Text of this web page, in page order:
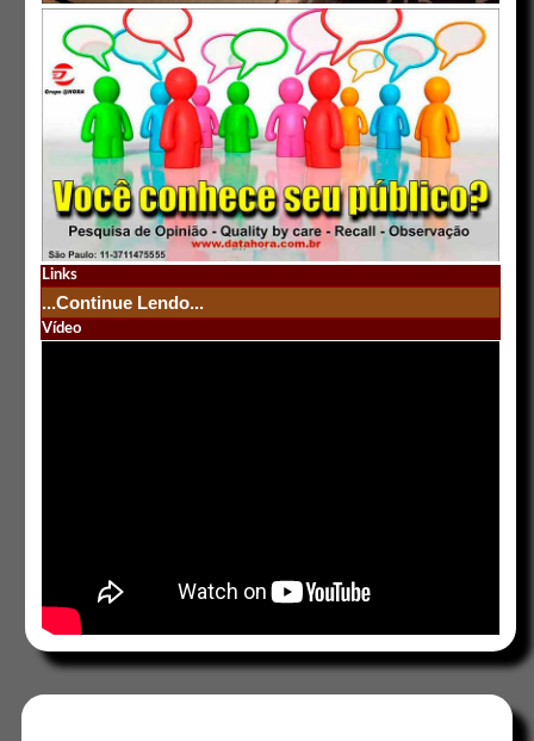
Links
...Continue Lendo...
Vídeo